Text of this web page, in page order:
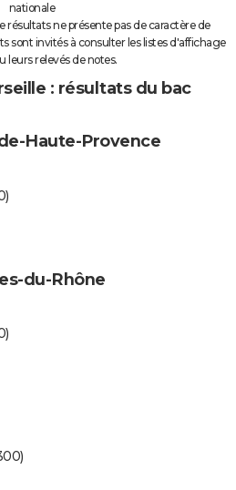
nationale
résultats ne présente pas de caractère de
sont invités à consulter les listes d'affichage
leurs relevés de notes.
: résultats du bac
Haute-Provence
du-Rhône